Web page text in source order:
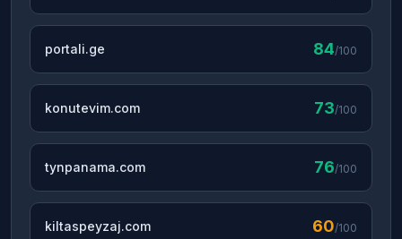
portali.ge 84/100
konutevim.com 73/100
tynpanama.com 76/100
kiltaspeyzaj.com 60/100